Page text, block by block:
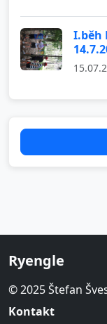
I.běh
Ryengle
© 2025 Štefan
Kontakt